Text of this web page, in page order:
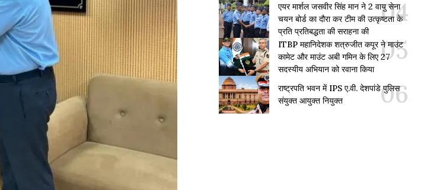
एयर मार्शल जसवीर सिंह मान ने 2 वायु सेना
चयन बोर्ड का दौरा कर टीम की उत्कृष्टता के
प्रति प्रतिबद्धता की सराहना की
ITBP महानिदेशक शत्रुजीत कपूर ने माउंट
कामेट और माउंट अबी गमिन के लिए 27
सदस्यीय अभियान को रवाना किया
राष्ट्रपति भवन में IPS ए.वी. देशपांडे पुलिस
संयुक्त आयुक्त नियुक्त